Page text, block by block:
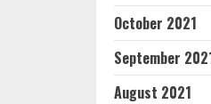
October 2021
September
August 2021